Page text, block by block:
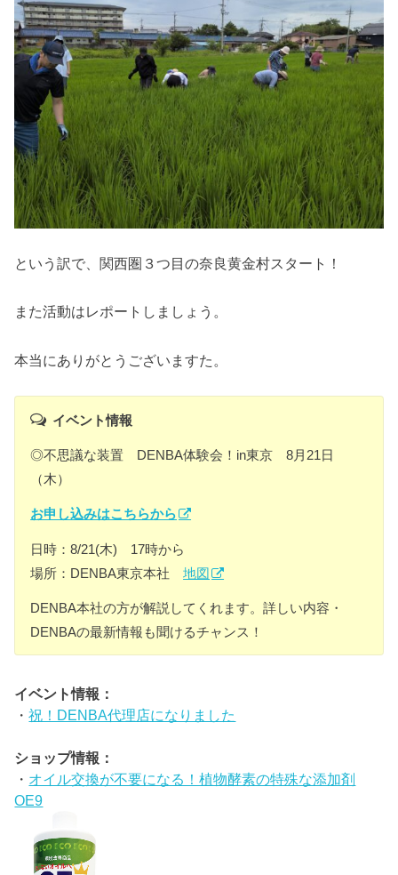
という訳で、関西圏３つ目の奈良黄金村スタート！
また活動はレポートしましょう。
本当にありがとうございますた。
イベント情報
◎不思議な装置 DENBA体験会！in東京 8月21日
（木）
お申し込みはこちらから
日時：8/21(木) 17時から
場所：DENBA東京本社地図
DENBA本社の方が解説してくれます。詳しい内容・
DENBAの最新情報も聞けるチャンス！
イベント情報：
・祝！DENBA代理店になりました
ショップ情報：
・ オイル交換が不要になる！植物酵素の特殊な添加剤
OE9